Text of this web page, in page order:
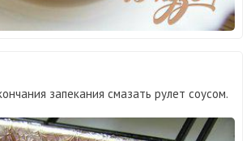
запекания смазать рулет соусом.